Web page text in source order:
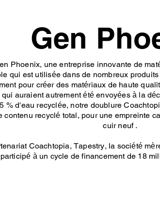
Gen
Phoenix, une entreprise innovante de
qui est utilisée dans de nombreux
pour créer des matériaux de haute
auraient autrement été envoyées à la
% d'eau recyclée, notre doublure
contenu recyclé total, pour une empreinte
cuir neuf .
Coachtopia, Tapestry, la société
à un cycle de financement de 18